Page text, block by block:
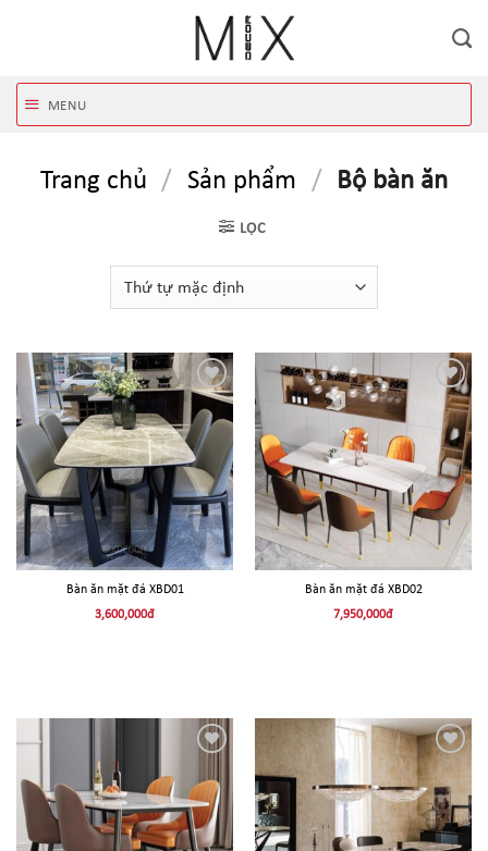
MENU
Trang chủ / Sản phẩm / Bộ bàn ăn
LỌC
THÊM
VÀO
YÊU
THÍCH!
Bàn ăn mặt đá XBD01
3,600,000đ
VÀO
YÊU
THÍCH!
Bàn ăn mặt đá XBD02
7,950,000đ
THÊM
VÀO
YÊU
THÍCH!
THÊM
VÀO
YÊU
THÍCH!